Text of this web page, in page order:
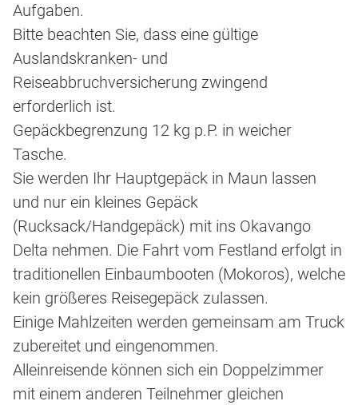
Aufgaben.
Bitte beachten Sie, dass eine gültige
Auslandskranken- und
Reiseabbruchversicherung zwingend
erforderlich ist.
Gepäckbegrenzung 12 kg p.P. in weicher
Tasche.
Sie werden Ihr Hauptgepäck in Maun lassen
und nur ein kleines Gepäck
(Rucksack/Handgepäck) mit ins Okavango
Delta nehmen. Die Fahrt vom Festland erfolgt in
traditionellen Einbaumbooten (Mokoros), welche
kein größeres Reisegepäck zulassen.
Einige Mahlzeiten werden gemeinsam am Truck
zubereitet und eingenommen.
Alleinreisende können sich ein Doppelzimmer
mit einem anderen Teilnehmer gleichen